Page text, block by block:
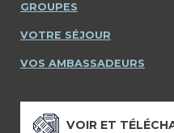
GROUPES
VOTRE SÉJOUR
VOS AMBASSADEURS
VOIR ET